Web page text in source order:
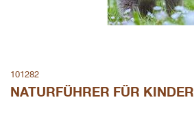
101282
NATURFÜHRER FÜR KINDER